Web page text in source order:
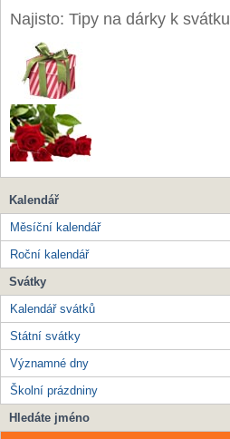
Najisto: Tipy na dárky k svátku
Kalendář
Měsíční kalendář
Roční kalendář
Svátky
Kalendář svátků
Státní svátky
Významné dny
Školní prázdniny
Hledáte jméno